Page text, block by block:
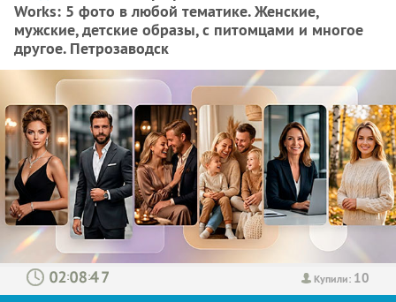
Works: 5 фото в любой тематике. Женские,
мужские, детские образы, с питомцами и многое
другое. Петрозаводск
Купили: 10
: :